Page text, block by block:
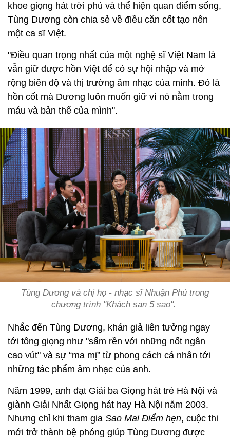
khoe giọng hát trời phú và thể hiện quan điểm sống,
Tùng Dương còn chia sẻ về điều căn cốt tạo nên
một ca sĩ Việt.
"Điều quan trọng nhất của một nghệ sĩ Việt Nam là
vẫn giữ được hồn Việt để có sự hội nhập và mở
rộng biên độ và thị trường âm nhạc của mình. Đó là
hồn cốt mà Dương luôn muốn giữ vì nó nằm trong
máu và bản thể của mình".
Tùng Dương và chị họ - nhạc sĩ Nhuận Phú trong
chương trình "Khách sạn 5 sao".
Nhắc đến Tùng Dương, khán giả liên tưởng ngay
tới tông giọng như "sấm rền với những nốt ngân
cao vút" và sự “ma mị” từ phong cách cá nhân tới
những tác phẩm âm nhạc của anh.
Năm 1999, anh đạt Giải ba Giọng hát trẻ Hà Nội và
giành Giải Nhất Giọng hát hay Hà Nội năm 2003.
Nhưng chỉ khi tham gia Sao Mai Điểm hẹn, cuộc thi
mới trở thành bệ phóng giúp Tùng Dương được